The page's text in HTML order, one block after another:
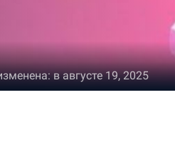
:в августе 19, 2025